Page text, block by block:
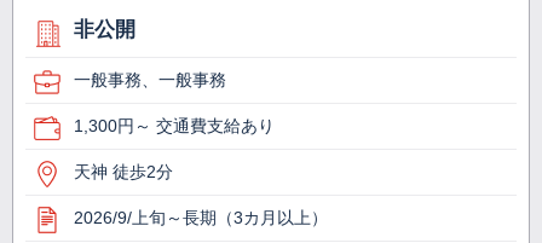
非公開
一般事務、一般事務
1,300円～ 交通費支給あり
天神 徒歩2分
2026/9/上旬～長期（3カ月以上）